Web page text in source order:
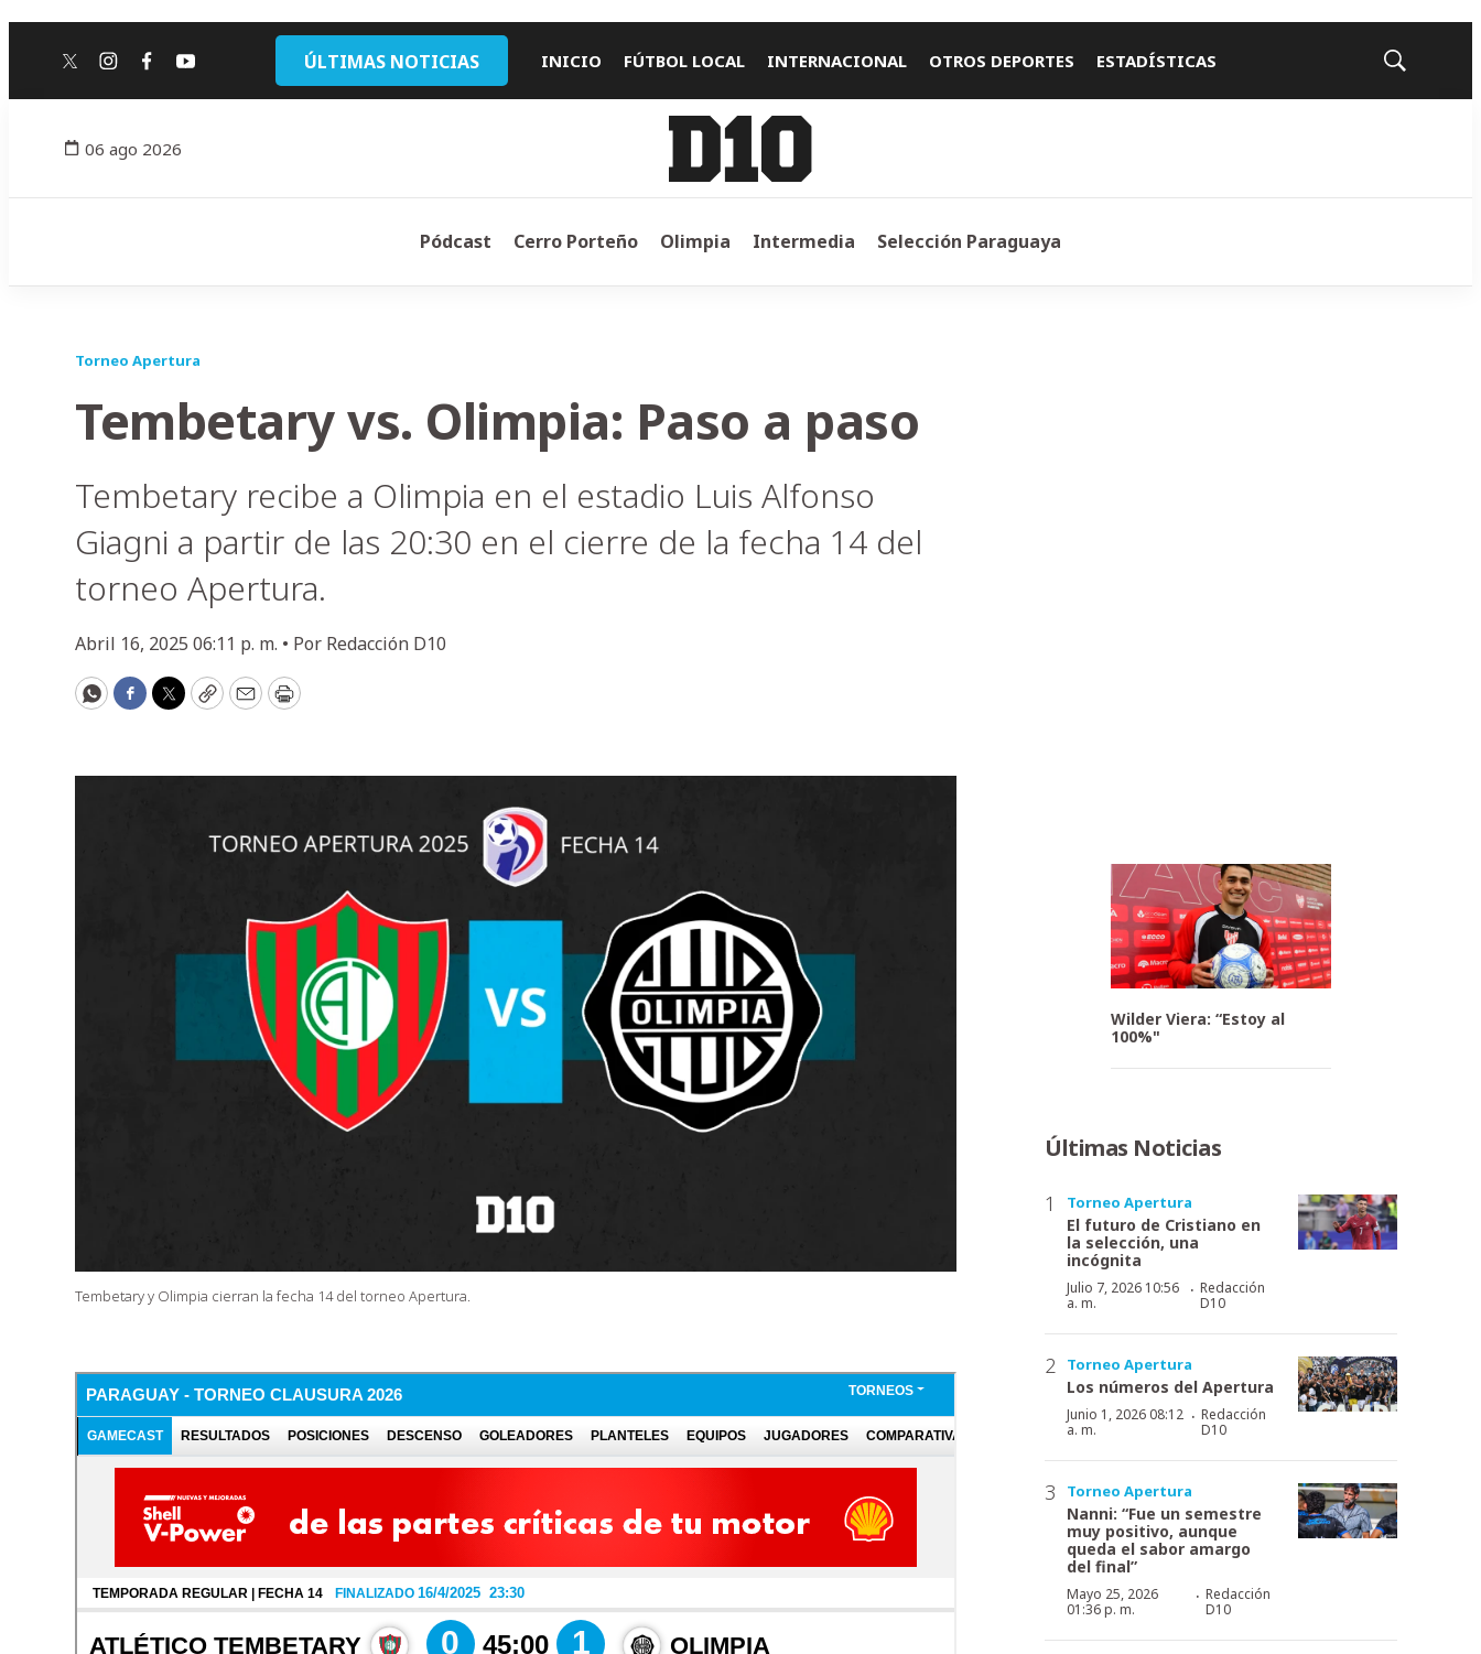
twitterinstagram
facebook
youtube ÚLTIMAS NOTICIAS INICIO FÚTBOL LOCAL INTERNACIONAL OTROS DEPORTES ESTADÍSTICAS
Mostrar
06 ago 2026
Pódcast Cerro Porteño Olimpia Intermedia Selección Paraguaya
Torneo Apertura
Tembetary vs. Olimpia: Paso a paso
Tembetary recibe a Olimpia en el estadio Luis Alfonso
Giagni a partir de las 20:30 en el cierre de la fecha 14 del
torneo Apertura.
Abril 16, 2025 06:11 p. m. • Por Redacción D10
WhatsApp
Facebook
Twitter
CopyEmailPrint
Tembetary y Olimpia cierran la fecha 14 del torneo Apertura.
Wilder Viera: “Estoy al
100%"
Últimas Noticias
Torneo Apertura
El futuro de Cristiano en
la selección, una
incógnita
Julio 7, 2026 10:56
a. m.
·Redacción
D10
Torneo Apertura
Los números del Apertura
Junio 1, 2026 08:12
a. m.
·Redacción
D10
Torneo Apertura
Nanni: “Fue un semestre
muy positivo, aunque
queda el sabor amargo
del final”
Mayo 25, 2026
01:36 p. m.
· Redacción
D10